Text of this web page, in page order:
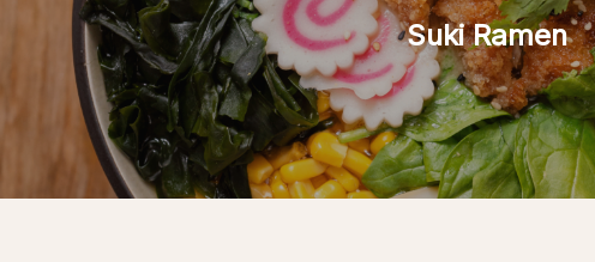
Suki Ramen